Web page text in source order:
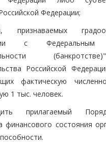
Федерации;
признаваемых
с
Российской
фактическую
1 тыс. человек.
прилагаемый
финансового состояния